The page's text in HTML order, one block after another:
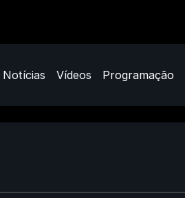
Notícias Vídeos Programação